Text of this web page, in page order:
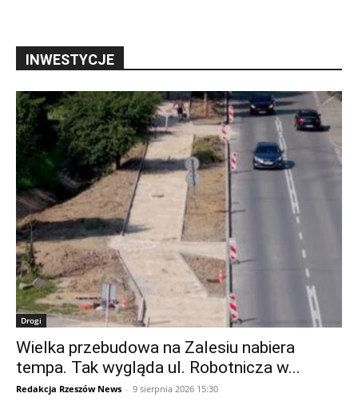
INWESTYCJE
Drogi
Wielka przebudowa na Zalesiu nabiera
tempa. Tak wygląda ul. Robotnicza w...
Redakcja Rzeszów News - 9 sierpnia 2026 15:30